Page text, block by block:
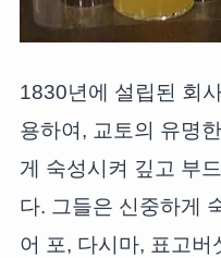
1830년에 설립된 회
용하여, 교토의 유명
게 숙성시켜 깊고 부
다. 그들은 신중하게
어 포, 다시마, 표고